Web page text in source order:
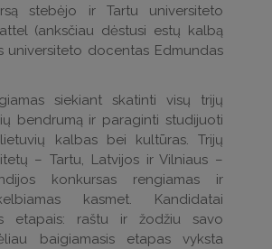
stebėjo ir Tartu universiteto
(anksčiau dėstusi estų kalbą
universiteto docentas Edmundas
siekiant skatinti visų trijų
bendrumą ir paraginti studijuoti
kalbas bei kultūras. Trijų
– Tartu, Latvijos ir Vilniaus –
konkursas rengiamas ir
kasmet. Kandidatai
etapais: raštu ir žodžiu savo
baigiamasis etapas vyksta